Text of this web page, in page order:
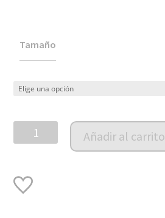
Tamaño
Alfombra
lavable
RugCycled
Clouds
Añadir al carrito